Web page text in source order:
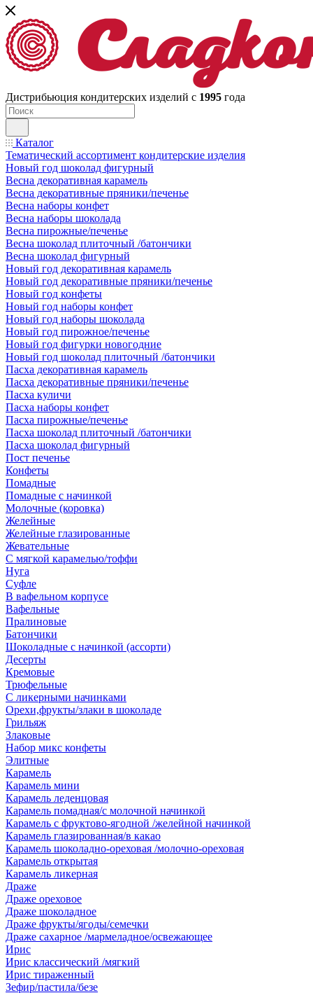
Дистрибьюция кондитерских изделий с 1995 года
Каталог
Тематический ассортимент кондитерские изделия
Новый год шоколад фигурный
Весна декоративная карамель
Весна декоративные пряники/печенье
Весна наборы конфет
Весна наборы шоколада
Весна пирожные/печенье
Весна шоколад плиточный /батончики
Весна шоколад фигурный
Новый год декоративная карамель
Новый год декоративные пряники/печенье
Новый год конфеты
Новый год наборы конфет
Новый год наборы шоколада
Новый год пирожное/печенье
Новый год фигурки новогодние
Новый год шоколад плиточный /батончики
Пасха декоративная карамель
Пасха декоративные пряники/печенье
Пасха куличи
Пасха наборы конфет
Пасха пирожные/печенье
Пасха шоколад плиточный /батончики
Пасха шоколад фигурный
Пост печенье
Конфеты
Помадные
Помадные с начинкой
Молочные (коровка)
Желейные
Желейные глазированные
Жевательные
С мягкой карамелью/тоффи
Нуга
Суфле
В вафельном корпусе
Вафельные
Пралиновые
Батончики
Шоколадные с начинкой (ассорти)
Десерты
Кремовые
Трюфельные
С ликерными начинками
Орехи,фрукты/злаки в шоколаде
Грильяж
Злаковые
Набор микс конфеты
Элитные
Карамель
Карамель мини
Карамель леденцовая
Карамель помадная/с молочной начинкой
Карамель с фруктово-ягодной /желейной начинкой
Карамель глазированная/в какао
Карамель шоколадно-ореховая /молочно-ореховая
Карамель открытая
Карамель ликерная
Драже
Драже ореховое
Драже шоколадное
Драже фрукты/ягоды/семечки
Драже сахарное /мармеладное/освежающее
Ирис
Ирис классический /мягкий
Ирис тираженный
Зефир/пастила/безе